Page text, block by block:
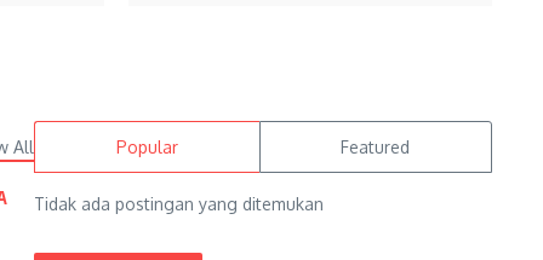
All Popular Featured
Tidak ada postingan yang ditemukan